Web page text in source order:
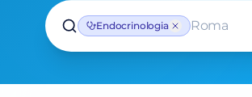
Endocrinologia Roma